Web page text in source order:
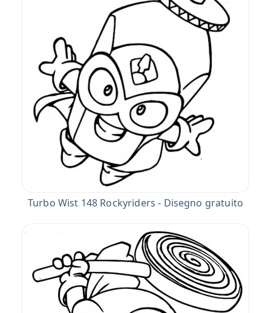
Turbo Wist 148 Rockyriders - Disegno gratuito